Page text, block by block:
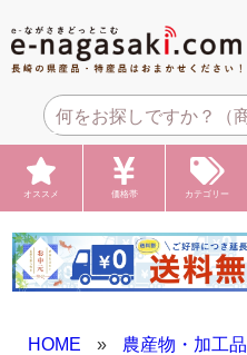
オススメ 価格帯 カテゴリー
HOME » 農産物・加工品